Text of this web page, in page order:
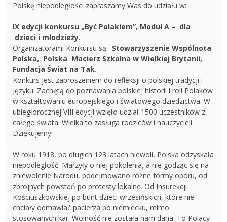
Polskę niepodległości zapraszamy Was do udziału w:
IX edycji konkursu „Być Polakiem”, Moduł A – dla
dzieci i młodzieży.
Organizatorami Konkursu są: Stowarzyszenie Wspólnota
Polska, Polska Macierz Szkolna w Wielkiej Brytanii,
Fundacja Świat na Tak.
Konkurs jest zaproszeniem do refleksji o polskiej tradycji i
języku. Zachętą do poznawania polskiej historii i roli Polaków
w kształtowaniu europejskiego i światowego dziedzictwa. W
ubiegłorocznej VIII edycji wzięło udział 1500 uczestników z
całego świata. Wielka to zasługa rodziców i nauczycieli.
Dziękujemy!
W roku 1918, po długich 123 latach niewoli, Polska odzyskała
niepodległość. Marzyły o niej pokolenia, a nie godząc się na
zniewolenie Narodu, podejmowano różne formy oporu, od
zbrojnych powstań po protesty lokalne. Od Insurekcji
Kościuszkowskiej po bunt dzieci wrzesińskich, które nie
chciały odmawiać pacierza po niemiecku, mimo
stosowanych kar. Wolność nie została nam dana. To Polacy